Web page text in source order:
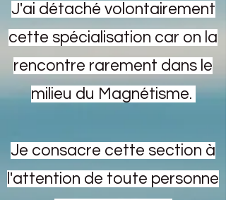
J'ai détaché volontairement
cette spécialisation car on la
rencontre rarement dans le
milieu du Magnétisme.
Je consacre cette section à
l'attention de toute personne